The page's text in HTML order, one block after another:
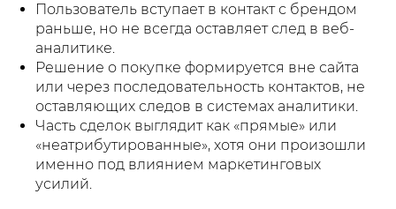
Пользователь вступает в контакт с брендом
раньше, но не всегда оставляет след в веб-
аналитике.
Решение о покупке формируется вне сайта
или через последовательность контактов, не
оставляющих следов в системах аналитики.
Часть сделок выглядит как «прямые» или
«неатрибутированные», хотя они произошли
именно под влиянием маркетинговых
усилий.